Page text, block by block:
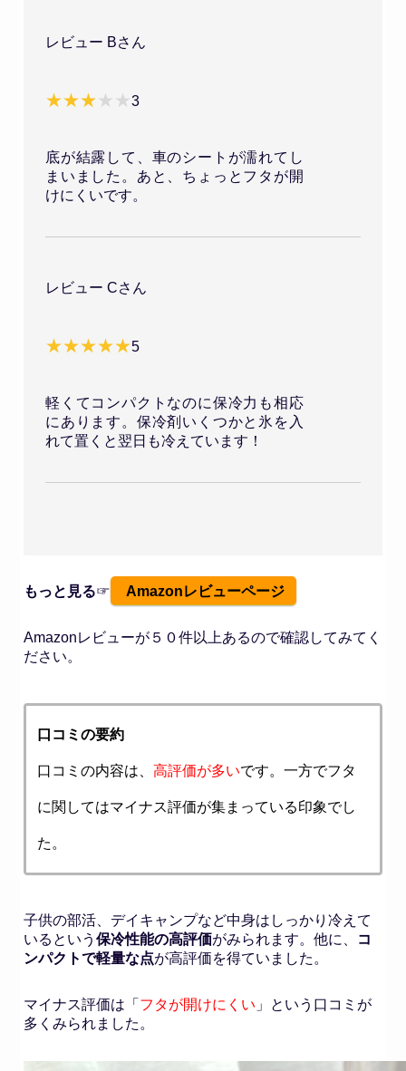
レビュー Bさん
3
底が結露して、車のシートが濡れてし
まいました。あと、ちょっとフタが開
けにくいです。
レビュー Cさん
5
軽くてコンパクトなのに保冷力も相応
にあります。保冷剤いくつかと氷を入
れて置くと翌日も冷えています！
もっと見る☞ Amazonレビューページ
Amazonレビューが５０件以上あるので確認してみてく
ださい。
口コミの要約
口コミの内容は、 高評価が多いです。一方でフタ
に関してはマイナス評価が集まっている印象でし
た。
子供の部活、デイキャンプなど中身はしっかり冷えて
いるという 保冷性能の高評価がみられます。他に、
コ
ンパクトで軽量な点が高評価を得ていました。
マイナス評価は「 フタが開けにくい 」という口コミが
多くみられました。